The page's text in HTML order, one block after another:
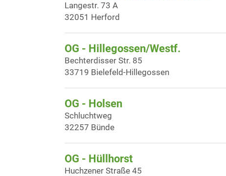
Langestr. 73 A
32051 Herford
OG - Hillegossen/Westf.
Bechterdisser Str. 85
33719 Bielefeld-Hillegossen
OG - Holsen
Schluchtweg
32257 Bünde
OG - Hüllhorst
Huchzener Straße 45